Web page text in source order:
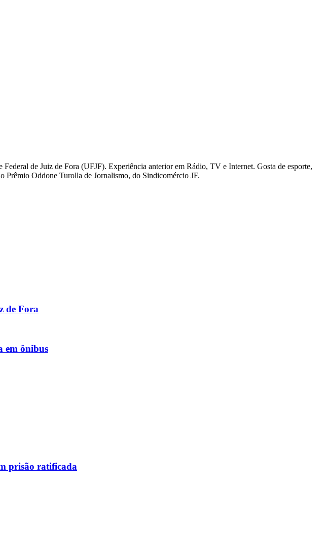
de Juiz de Fora (UFJF). Experiência anterior em Rádio, TV e Internet. Gosta de esporte,
Prêmio Oddone Turolla de Jornalismo, do Sindicomércio JF.
de Fora
em ônibus
prisão ratificada